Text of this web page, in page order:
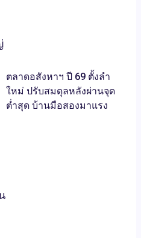
ตลาดอสังหาฯ ปี 69 ตั้งลำ
ใหม่ ปรับสมดุลหลังผ่านจุด
ต่ำสุด บ้านมือสองมาแรง